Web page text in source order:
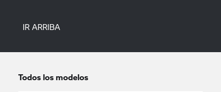
IR ARRIBA
Todos los modelos